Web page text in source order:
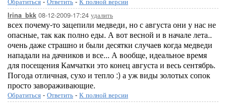
Irina_bkk 08-12-2009-17:24 удалить
всех почему-то зацепили медведи, но с августа они у нас не
опасные, так как полно еды. А вот весной и в начале лета..
очень даже страшно и были десятки случаев когда медведи
нападали на дачников и все... А вообще, идеальное время
для посещения Камчатки это конец августа и весь сентябрь.
Погода отличная, сухо и тепло :) а уж виды золотых сопок
просто завораживающие.
Обратиться - Ответить - К полной версии